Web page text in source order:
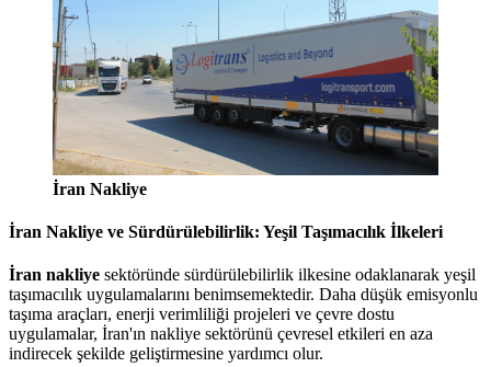
İran Nakliye
İran Nakliye ve Sürdürülebilirlik: Yeşil Taşımacılık İlkeleri
İran nakliye sektöründe sürdürülebilirlik ilkesine odaklanarak yeşil
taşımacılık uygulamalarını benimsemektedir. Daha düşük emisyonlu
taşıma araçları, enerji verimliliği projeleri ve çevre dostu
uygulamalar, İran'ın nakliye sektörünü çevresel etkileri en aza
indirecek şekilde geliştirmesine yardımcı olur.